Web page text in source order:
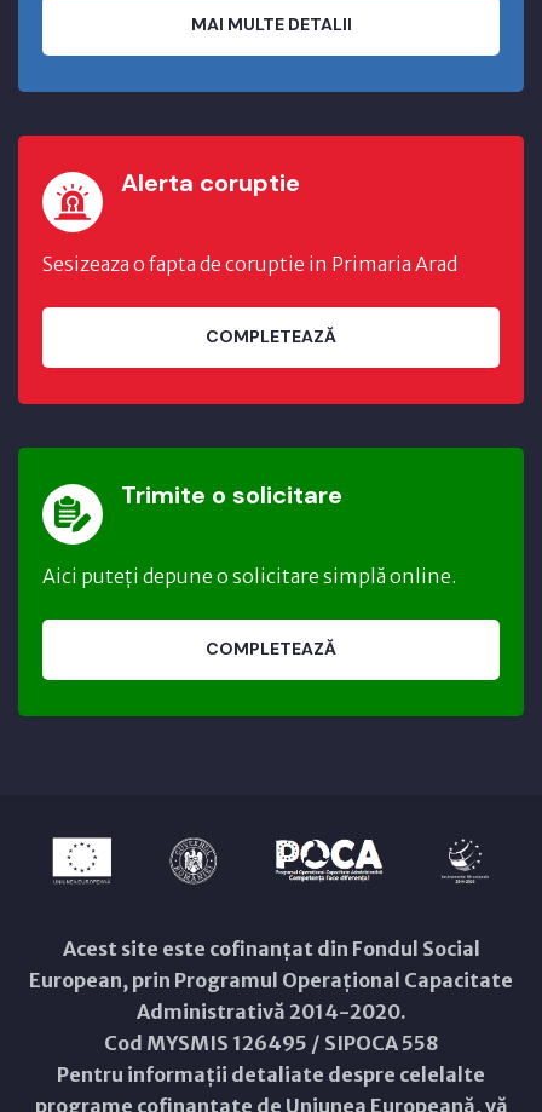
MAI MULTE DETALII
Alerta coruptie
Sesizeaza o fapta de coruptie in Primaria Arad
COMPLETEAZĂ
Trimite o solicitare
Aici puteți depune o solicitare simplă online.
COMPLETEAZĂ
Acest site este cofinanțat din Fondul Social
European, prin Programul Operațional Capacitate
Administrativă 2014-2020.
Cod MYSMIS 126495 / SIPOCA 558
Pentru informații detaliate despre celelalte
programe cofinanțate de Uniunea Europeană, vă